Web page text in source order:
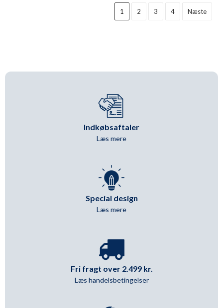
1 2 3 4 Næste
Indkøbsaftaler
Læs mere
Special design
Læs mere
Fri fragt over 2.499 kr.
Læs handelsbetingelser